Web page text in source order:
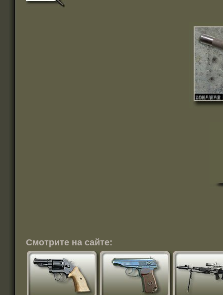
Смотрите на сайте: